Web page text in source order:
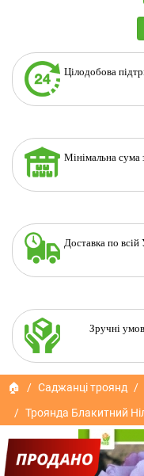
Цілодобова
Мінімальна
Доставка по всій
Зручні
🏠 Саджанці троянд
Троянда Блакитний